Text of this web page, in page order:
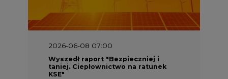
2026-06-08 07:00
taniej. Ciepłownictwo na ratunek